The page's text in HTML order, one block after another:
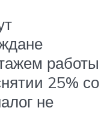
работы
25% со
не